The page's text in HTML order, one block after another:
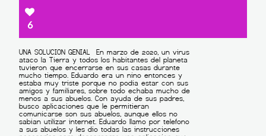
6